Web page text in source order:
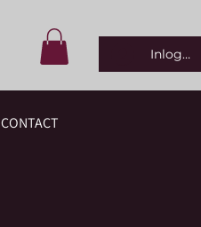
CONTACT